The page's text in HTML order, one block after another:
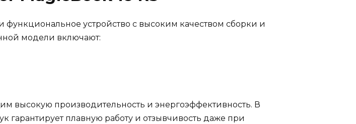
функциональное устройство с высоким качеством сборки и
модели включают:
высокую производительность и энергоэффективность. В
гарантирует плавную работу и отзывчивость даже при